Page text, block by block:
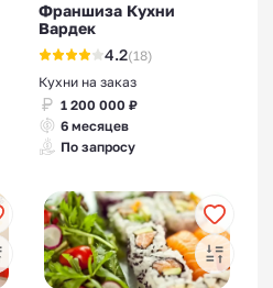
Франшиза Кухни
Вардек
4.2(18)
Кухни на заказ
1 200 000 ₽
6 месяцев
По запросу